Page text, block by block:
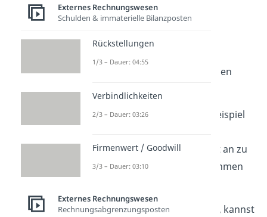
Hypothekenschulden
Darlehen
Lieferungen und Leistungen
Aus den Bilanzposten der
Passivaseite lässt sich zum Beispiel
berechnen. Die Kennzahl gibt an zu
wie viel Prozent das Unternehmen
Hast du die Bilanz aufgestellt, kannst
Externes Rechnungswesen
Schulden & immaterielle Bilanzposten
Rückstellungen
1/3 – Dauer: 04:55
Verbindlichkeiten
2/3 – Dauer: 03:26
Firmenwert / Goodwill
3/3 – Dauer: 03:10
Externes Rechnungswesen
Rechnungsabgrenzungsposten